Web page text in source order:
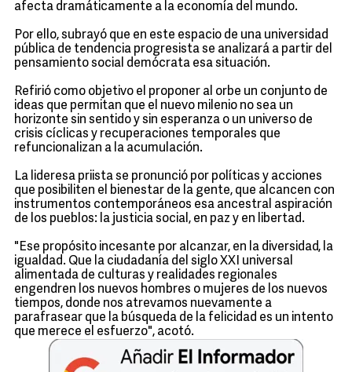
afecta dramáticamente a la economía del mundo.
Por ello, subrayó que en este espacio de una universidad
pública de tendencia progresista se analizará a partir del
pensamiento social demócrata esa situación.
Refirió como objetivo el proponer al orbe un conjunto de
ideas que permitan que el nuevo milenio no sea un
horizonte sin sentido y sin esperanza o un universo de
crisis cíclicas y recuperaciones temporales que
refuncionalizan a la acumulación.
La lideresa priista se pronunció por políticas y acciones
que posibiliten el bienestar de la gente, que alcancen con
instrumentos contemporáneos esa ancestral aspiración
de los pueblos: la justicia social, en paz y en libertad.
"Ese propósito incesante por alcanzar, en la diversidad, la
igualdad. Que la ciudadanía del siglo XXI universal
alimentada de culturas y realidades regionales
engendren los nuevos hombres o mujeres de los nuevos
tiempos, donde nos atrevamos nuevamente a
parafrasear que la búsqueda de la felicidad es un intento
que merece el esfuerzo", acotó.